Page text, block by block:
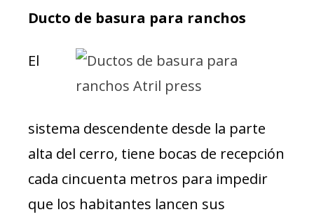
Ducto de basura para ranchos
El
sistema descendente desde la parte
alta del cerro, tiene bocas de recepción
cada cincuenta metros para impedir
que los habitantes lancen sus